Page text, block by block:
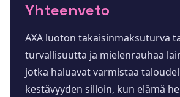
Yhteenveto
AXA luoton takaisinmaksuturva
turvallisuutta ja mielenrauhaa
jotka haluavat varmistaa
kestävyyden silloin, kun elämä